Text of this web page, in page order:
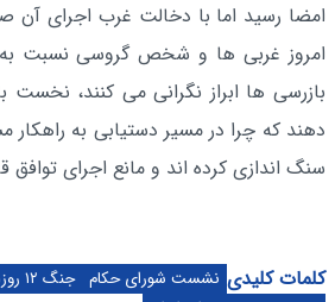
امضا رسید اما با دخالت غرب اجرای آن
امروز غربی ها و شخص گروسی نسبت به
بازرسی ها ابراز نگرانی می کنند،
دهند که چرا در مسیر دستیابی به راهکار
سنگ اندازی کرده اند و مانع اجرای توافق
کلمات کلیدی نشست شورای حکام جنگ ۱۲ روزه